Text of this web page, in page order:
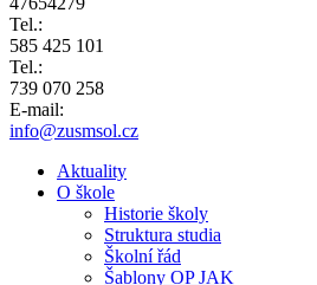
Tel.:
585 425 101
Tel.:
739 070 258
E-mail:
info@zusmsol.cz
Aktuality
O škole
Historie školy
Struktura studia
Školní řád
Šablony OP JAK